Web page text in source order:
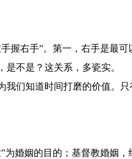
右手”。第一，右手是最
不是？这关系，多瓷实。
们知道时间打磨的价值。只
为婚姻的目的；基督教婚姻